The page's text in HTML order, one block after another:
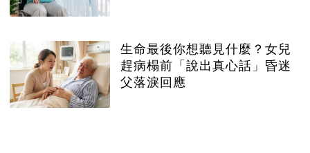
生命最後你想聽見什麼？女兒
趕病榻前「說出真心話」昏迷
父落淚回應